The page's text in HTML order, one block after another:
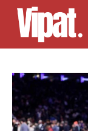
Skip
content